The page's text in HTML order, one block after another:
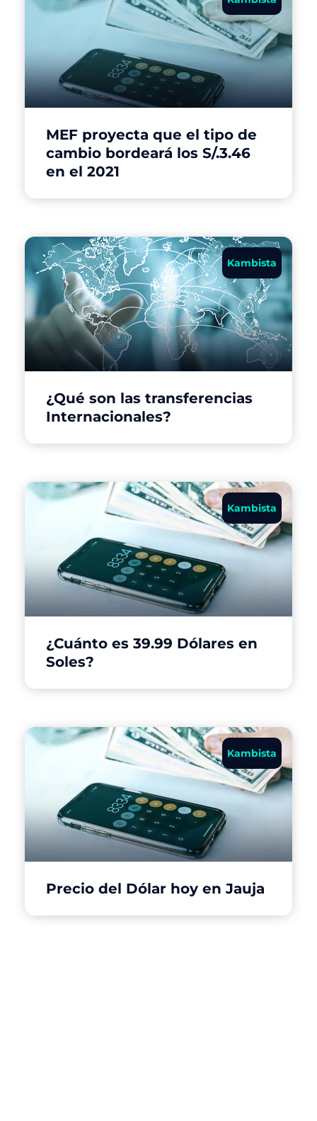
MEF proyecta que el tipo de
cambio bordeará los S/.3.46
en el 2021
Kambista
¿Qué son las transferencias
Internacionales?
Kambista
¿Cuánto es 39.99 Dólares en
Soles?
Kambista
Precio del Dólar hoy en Jauja